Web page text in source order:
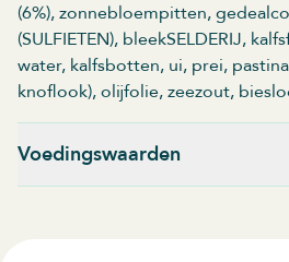
(6%), zonnebloempitten,
(SULFIETEN), bleekSELDERIJ,
water, kalfsbotten, ui, prei,
knoflook), olijfolie, zeezout,
Voedingswaarden